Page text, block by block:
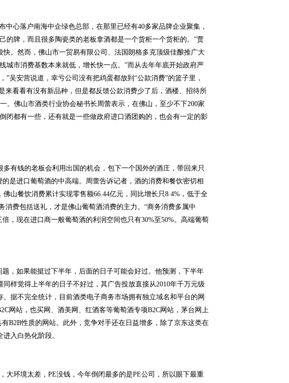
心落户南海中企绿色总部，在那里已经有40多家品牌企业聚集，
的牌，而且很多陶瓷类的老板拿酒都是一个货柜一个货柜的。”贾
。然而，佛山市一贸易有限公司、法国朗格多克顶级佳酿推广大
城市消费基数本来就低，增长快一点。”而从去年年底开始政府严
吴安营说道，幸亏公司没有把鸡蛋都放到“公款消费”的篮子里，
来看看有没有新品种，但是都反馈公款消费少了后，酒楼、招待所
。佛山市酒类行业协会秘书长周蕾表示，在佛山，至少不下200家
闭都有一些，还有就是一些做政府进口酒团购的，也会有一定的影
有钱的老板会利用出国的机会，包下一个国外的酒庄，带回来只
是进口葡萄酒的中高端。周蕾告诉记者，酒的消费和餐饮密切相
山餐饮消费累计实现零售额66.44亿元，同比增长只8.4%，低于全
费包括送礼，才是佛山葡萄酒消费的主力。“商务消费多属中
，现在进口商一般葡萄酒的利润空间也只有30%至50%。高端葡萄
，如果能挺过下半年，后面的日子可能会好过。他预测，下半年
样觉得上半年的日子不好过，其广告投放直接从2010年千万元级
据不完全统计，目前酒类电子商务市场拥有独立域名和平台的网
网站，也买网、酒美网、红酒客等葡萄酒专项B2C网站，茅台网上
B2B性质的网站。此外，竞争对手还在日益增多，除了京东这类在
入白热化阶段。
大环境太差，PE没钱，今年倒闭最多的是PE公司，所以眼下最重